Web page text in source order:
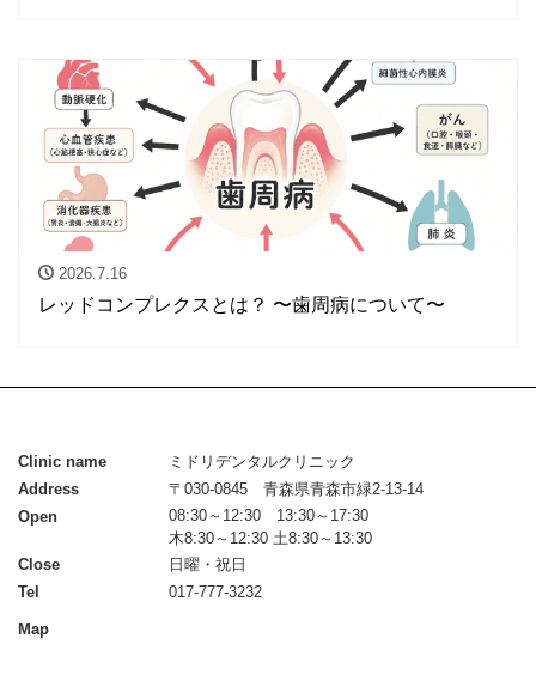
2026.7.16
レッドコンプレクスとは？ 〜歯周病について〜
Clinic name
ミドリデンタルクリニック
Address
〒030-0845 青森県青森市緑2-13-14
Open
08:30～12:30 13:30～17:30
木8:30～12:30 土8:30～13:30
Close
日曜・祝日
Tel
017-777-3232
Map